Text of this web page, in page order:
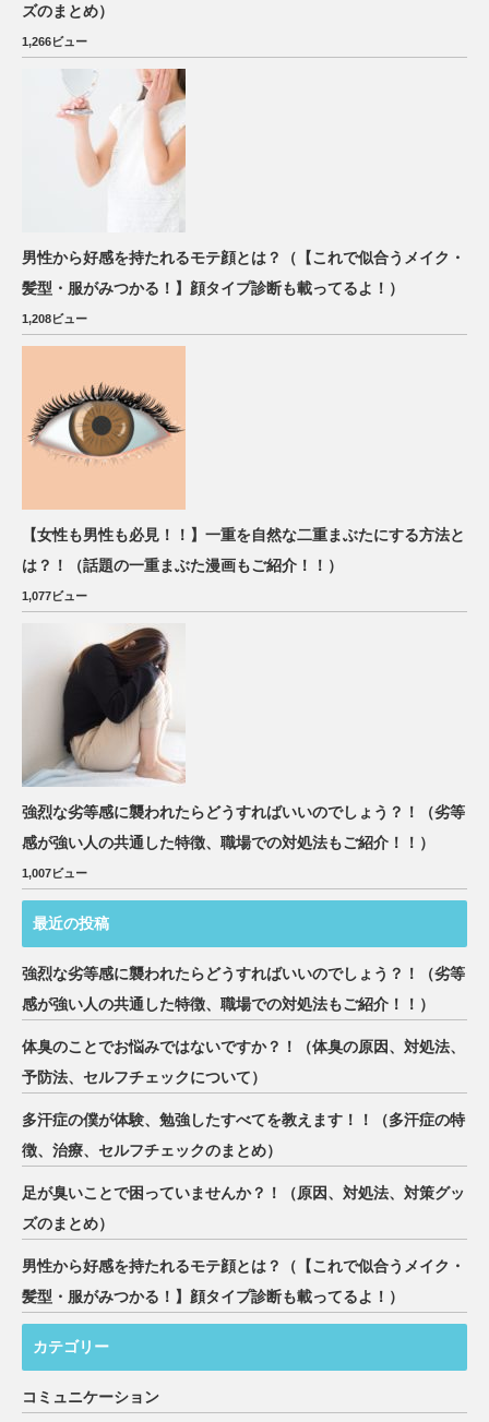
ズのまとめ）
1,266ビュー
男性から好感を持たれるモテ顔とは？（【これで似合うメイク・
髪型・服がみつかる！】顔タイプ診断も載ってるよ！）
1,208ビュー
【女性も男性も必見！！】一重を自然な二重まぶたにする方法と
は？！（話題の一重まぶた漫画もご紹介！！）
1,077ビュー
強烈な劣等感に襲われたらどうすればいいのでしょう？！（劣等
感が強い人の共通した特徴、職場での対処法もご紹介！！）
1,007ビュー
最近の投稿
強烈な劣等感に襲われたらどうすればいいのでしょう？！（劣等
感が強い人の共通した特徴、職場での対処法もご紹介！！）
体臭のことでお悩みではないですか？！（体臭の原因、対処法、
予防法、セルフチェックについて）
多汗症の僕が体験、勉強したすべてを教えます！！（多汗症の特
徴、治療、セルフチェックのまとめ）
足が臭いことで困っていませんか？！（原因、対処法、対策グッ
ズのまとめ）
男性から好感を持たれるモテ顔とは？（【これで似合うメイク・
髪型・服がみつかる！】顔タイプ診断も載ってるよ！）
カテゴリー
コミュニケーション